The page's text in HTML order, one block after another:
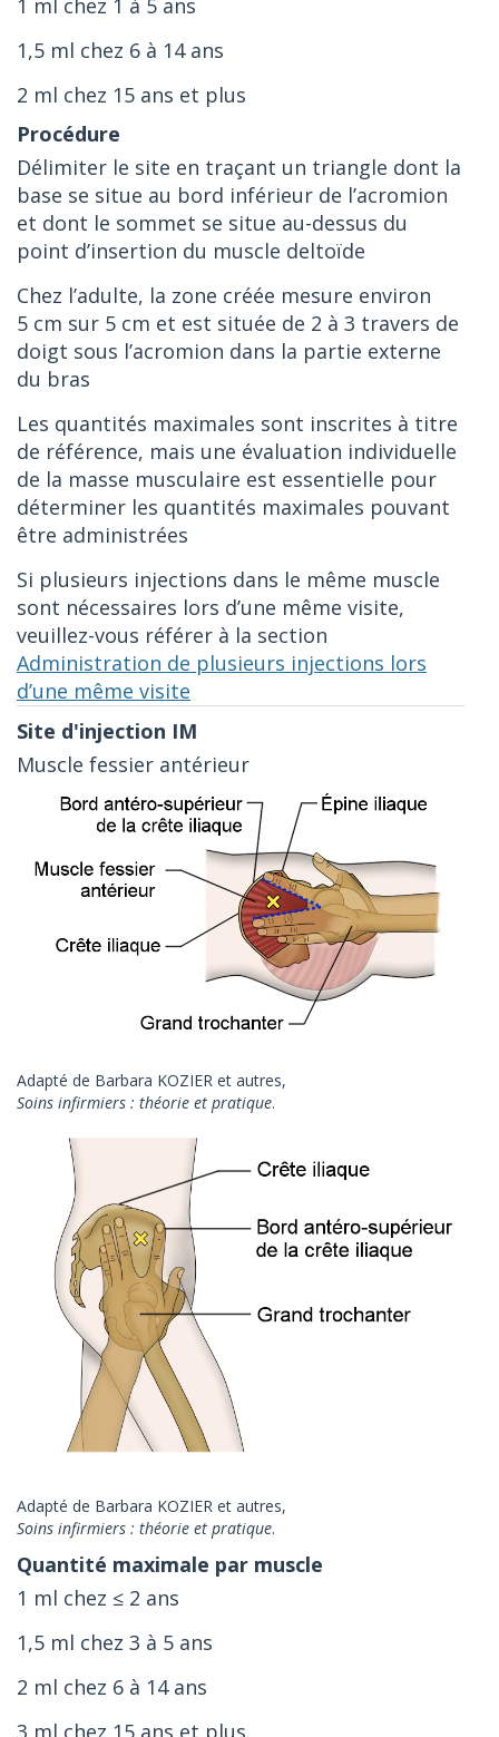
1 ml chez 1 à 5 ans
1,5 ml chez 6 à 14 ans
2 ml chez 15 ans et plus
Délimiter le site en traçant un triangle dont la
base se situe au bord inférieur de l’acromion
et dont le sommet se situe au-dessus du
point d’insertion du muscle deltoïde
Chez l’adulte, la zone créée mesure environ
5 cm sur 5 cm et est située de 2 à 3 travers de
doigt sous l’acromion dans la partie externe
du bras
Les quantités maximales sont inscrites à titre
de référence, mais une évaluation individuelle
de la masse musculaire est essentielle pour
déterminer les quantités maximales pouvant
être administrées
Si plusieurs injections dans le même muscle
sont nécessaires lors d’une même visite,
veuillez-vous référer à la section
Administration de plusieurs injections lors
d’une même visite
Muscle fessier antérieur
Adapté de Barbara KOZIER et autres,
Soins infirmiers : théorie et pratique.
Adapté de Barbara KOZIER et autres,
Soins infirmiers : théorie et pratique.
1 ml chez ≤ 2 ans
1,5 ml chez 3 à 5 ans
2 ml chez 6 à 14 ans
3 ml chez 15 ans et plus